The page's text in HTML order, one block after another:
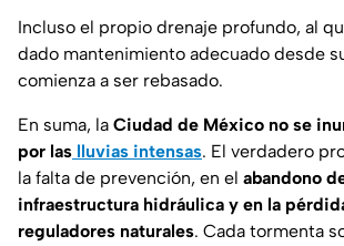
Incluso el propio drenaje profundo, al
dado mantenimiento adecuado desde
comienza a ser rebasado.
En suma, la Ciudad de México no se
por las lluvias intensas. El verdadero
la falta de prevención, en el abandono
infraestructura hidráulica y en la
reguladores naturales. Cada tormenta